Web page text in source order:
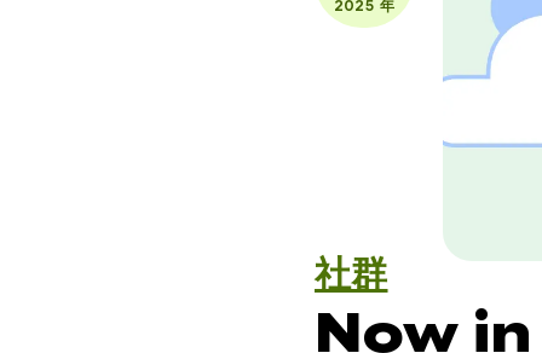
2025 年
社群
Now